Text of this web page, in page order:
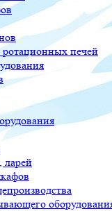
ротационных печей
ларей